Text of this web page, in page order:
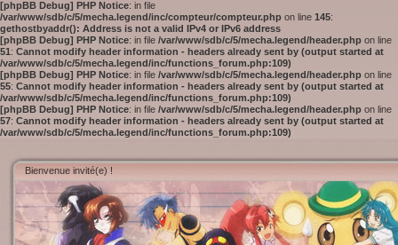
[phpBB Debug] PHP Notice: in file
/var/www/sdb/c/5/mecha.legend/inc/compteur/compteur.php on line 145:
gethostbyaddr(): Address is not a valid IPv4 or IPv6 address
[phpBB Debug] PHP Notice: in file /var/www/sdb/c/5/mecha.legend/header.php on line
51: Cannot modify header information - headers already sent by (output started at
/var/www/sdb/c/5/mecha.legend/inc/functions_forum.php:109)
[phpBB Debug] PHP Notice: in file /var/www/sdb/c/5/mecha.legend/header.php on line
55: Cannot modify header information - headers already sent by (output started at
/var/www/sdb/c/5/mecha.legend/inc/functions_forum.php:109)
[phpBB Debug] PHP Notice: in file /var/www/sdb/c/5/mecha.legend/header.php on line
57: Cannot modify header information - headers already sent by (output started at
/var/www/sdb/c/5/mecha.legend/inc/functions_forum.php:109)
Bienvenue invité(e) !